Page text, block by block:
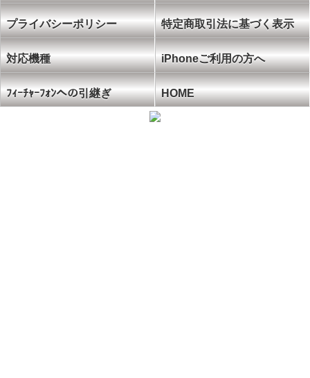
プライバシーポリシー 特定商取引法に基づく表示
対応機種 iPhoneご利用の方へ
ﾌｨｰﾁｬｰﾌｫﾝへの引継ぎ HOME